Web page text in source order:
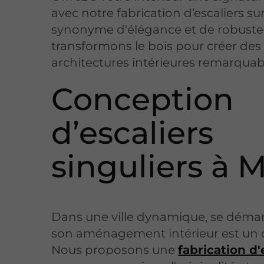
avec notre fabrication d’escaliers
synonyme d'élégance et de
transformons le bois pour créer des
architectures intérieures
Conception
d’escaliers
singuliers à
Dans une ville dynamique, se
son aménagement intérieur est un
Nous proposons unefabrication